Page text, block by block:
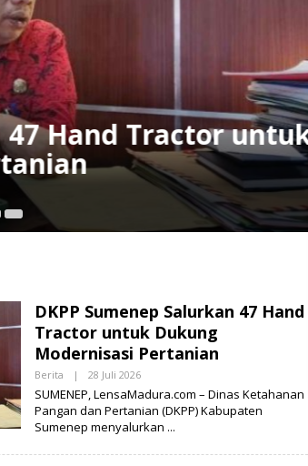
Hand
DKPP Sumenep Salurkan 47 Hand
Tractor untuk Dukung
Modernisasi Pertanian
Berita | 28 Juli 2026O
E
H
L
SUMENEP, LensaMadura.com – Dinas Ketahanan
Pangan dan Pertanian (DKPP) Kabupaten
Sumenep menyalurkan